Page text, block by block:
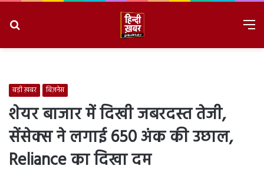
बड़ी ख़बर बिज़नेस
शेयर बाजार में दिखी जबरदस्त तेजी,
सेंसेक्स ने लगाई 650 अंक की उछाल,
Reliance का दिखा दम